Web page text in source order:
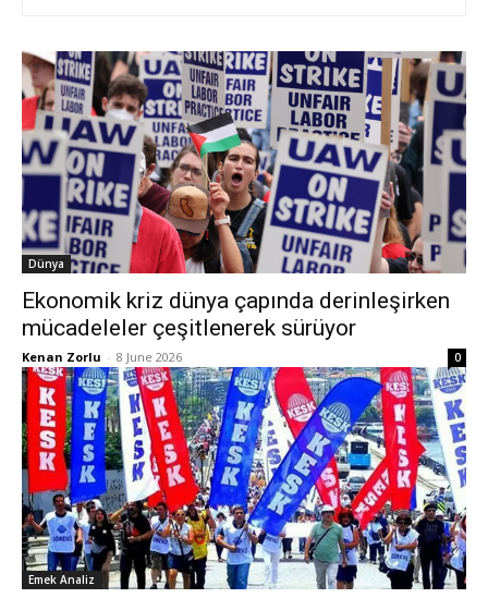
Dünya
Ekonomik kriz dünya çapında derinleşirken
mücadeleler çeşitlenerek sürüyor
Kenan Zorlu - 8 June 2026 0
Emek Analiz